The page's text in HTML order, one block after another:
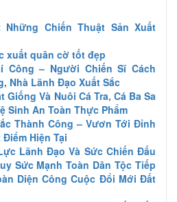
Chiến Thuật Sản Xuất
xuất quân cờ tốt đẹp
Công – Người Chiến Sĩ Cách
Nhà Lãnh Đạo Xuất Sắc
Giống Và Nuôi Cá Tra, Cá Ba Sa
Sinh An Toàn Thực Phẩm
Thành Công – Vươn Tới Đỉnh
Hiện Tại
Lãnh Đạo Và Sức Chiến Đấu
Sức Mạnh Toàn Dân Tộc Tiếp
Diện Công Cuộc Đổi Mới Đất